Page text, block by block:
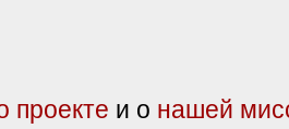
проекте и о нашей